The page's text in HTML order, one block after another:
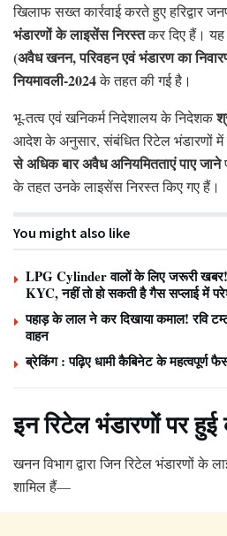
खिलाफ सख्त कार्रवाई करते हुए हरिद्वार
भंडारणों के लाइसेंस निरस्तकर दिए हैं। यह
(अवैध खनन, परिवहन एवं भंडारण का
नियमावली-2024के तहत की गई है।
भू-तत्व एवं खनिकर्म निदेशालय के निदेशक
आदेश के अनुसार, संबंधित रिटेल भंडारणों
से अधिक बार अवैध अनियमितताएं पाए जाने
के तहत उनके लाइसेंस निरस्त किए गए हैं।
You might also like
LPG Cylinder वालों के लिए जरूरी
KYC, नहीं तो हो सकती है गैस सप्लाई में
पहाड़ के लाल ने कर दिखाया कमाल! रवि
वाहन
ब्रेकिंग : पढ़िए धामी कैबिनेट के महत्वपूर्ण
इन रिटेल भंडारणों पर हुई
खनन विभाग द्वारा जिन रिटेल भंडारणों के
शामिल हैं—